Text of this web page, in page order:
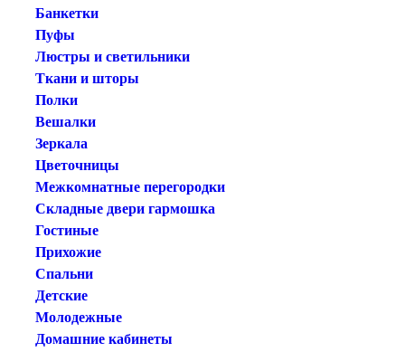
Банкетки
Пуфы
Люстры и светильники
Ткани и шторы
Полки
Вешалки
Зеркала
Цветочницы
Межкомнатные перегородки
Складные двери гармошка
Гостиные
Прихожие
Спальни
Детские
Молодежные
Домашние кабинеты